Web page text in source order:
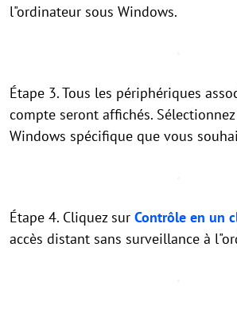
l"ordinateur sous Windows.
Étape 3. Tous les périphériques
compte seront affichés.
Windows spécifique que vous
Étape 4. Cliquez sur Contrôle en un
accès distant sans surveillance à